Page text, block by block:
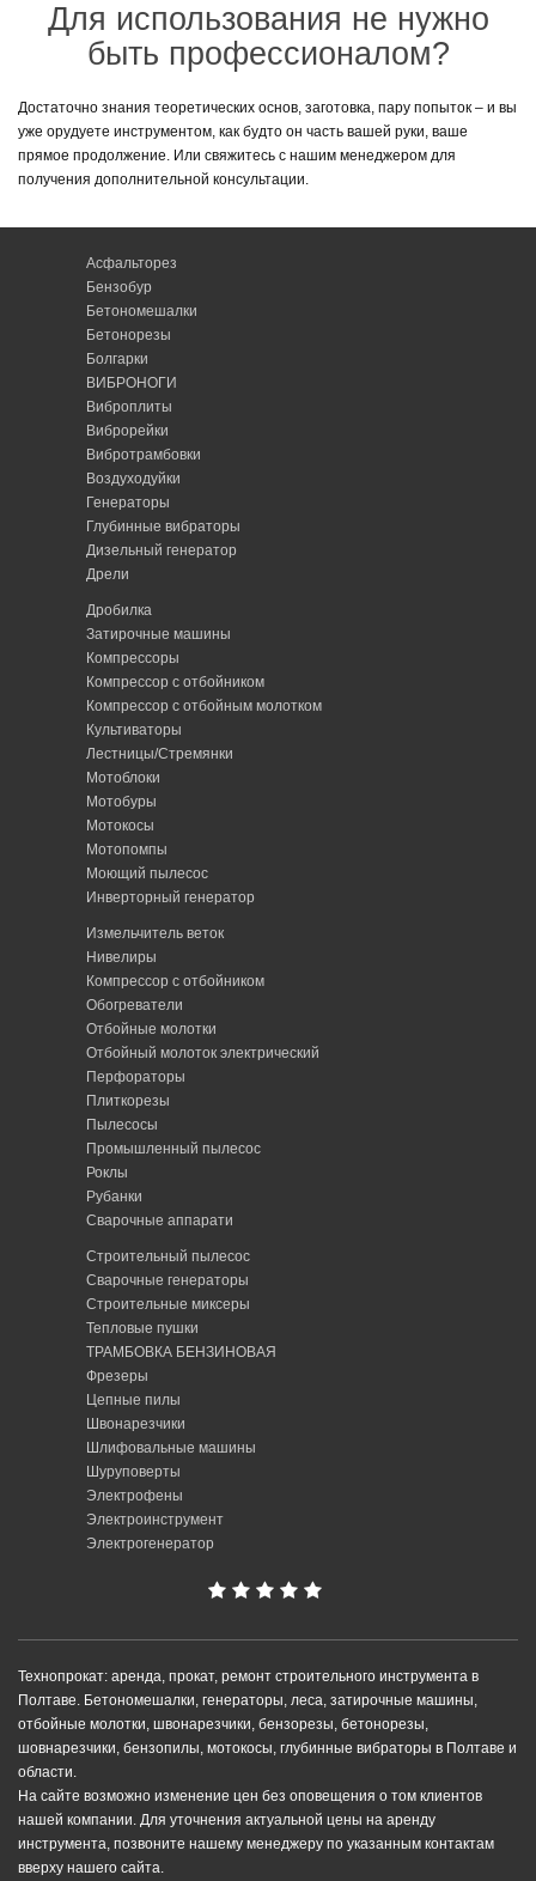
Для использования не нужно
быть профессионалом?
Достаточно знания теоретических основ, заготовка, пару попыток – и вы
уже орудуете инструментом, как будто он часть вашей руки, ваше
прямое продолжение. Или свяжитесь с нашим менеджером для
получения дополнительной консультации.
Асфальторез
Бензобур
Бетономешалки
Бетонорезы
Болгарки
ВИБРОНОГИ
Виброплиты
Виброрейки
Вибротрамбовки
Воздуходуйки
Генераторы
Глубинные вибраторы
Дизельный генератор
Дрели
Дробилка
Затирочные машины
Компрессоры
Компрессор с отбойником
Компрессор с отбойным молотком
Культиваторы
Лестницы/Стремянки
Мотоблоки
Мотобуры
Мотокосы
Мотопомпы
Моющий пылесос
Инверторный генератор
Измельчитель веток
Нивелиры
Компрессор с отбойником
Обогреватели
Отбойные молотки
Отбойный молоток электрический
Перфораторы
Плиткорезы
Пылесосы
Промышленный пылесос
Роклы
Рубанки
Сварочные аппарати
Строительный пылесос
Сварочные генераторы
Строительные миксеры
Тепловые пушки
ТРАМБОВКА БЕНЗИНОВАЯ
Фрезеры
Цепные пилы
Швонарезчики
Шлифовальные машины
Шуруповерты
Электрофены
Электроинструмент
Электрогенератор
Технопрокат: аренда, прокат, ремонт строительного инструмента в
Полтаве. Бетономешалки, генераторы, леса, затирочные машины,
отбойные молотки, швонарезчики, бензорезы, бетонорезы,
шовнарезчики, бензопилы, мотокосы, глубинные вибраторы в Полтаве и
области.
На сайте возможно изменение цен без оповещения о том клиентов
нашей компании. Для уточнения актуальной цены на аренду
инструмента, позвоните нашему менеджеру по указанным контактам
вверху нашего сайта.